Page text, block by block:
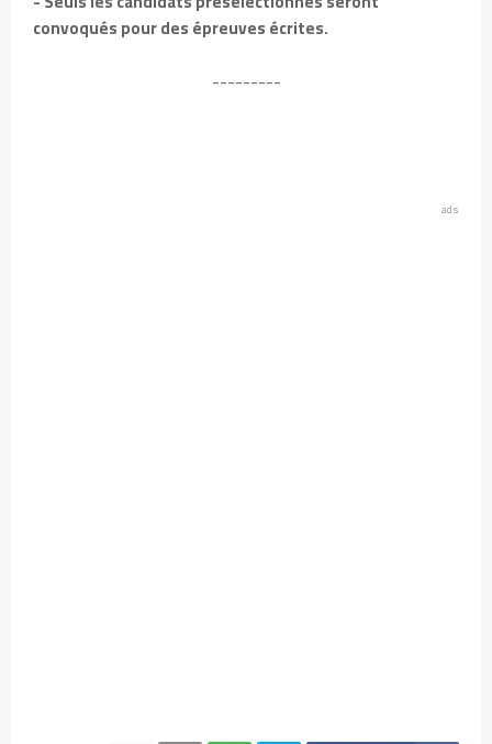
convoqués pour des épreuves écrites.
---------
ads